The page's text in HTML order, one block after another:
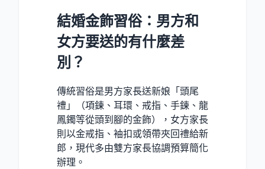
結婚金飾習俗：男方和
女方要送的有什麼差
別？
傳統習俗是男方家長送新娘「頭尾
禮」（項鍊、耳環、戒指、手鍊、龍
鳳鐲等從頭到腳的金飾），女方家長
則以金戒指、袖扣或領帶夾回禮給新
郎，現代多由雙方家長協調預算簡化
辦理。